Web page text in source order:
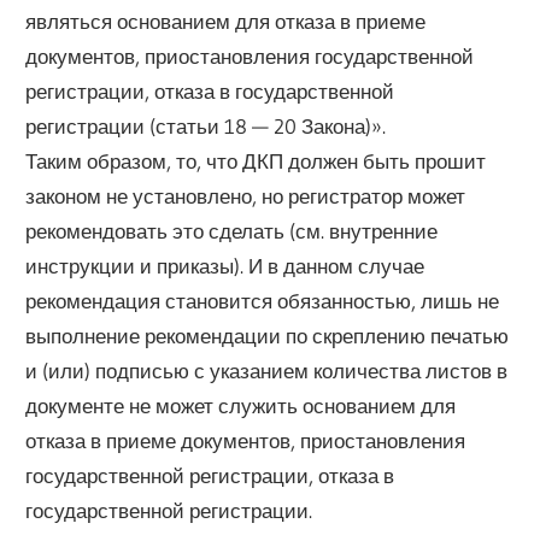
являться основанием для отказа в приеме
документов, приостановления государственной
регистрации, отказа в государственной
регистрации (статьи 18 — 20 Закона)».
Таким образом, то, что ДКП должен быть прошит
законом не установлено, но регистратор может
рекомендовать это сделать (см. внутренние
инструкции и приказы). И в данном случае
рекомендация становится обязанностью, лишь не
выполнение рекомендации по скреплению печатью
и (или) подписью с указанием количества листов в
документе не может служить основанием для
отказа в приеме документов, приостановления
государственной регистрации, отказа в
государственной регистрации.